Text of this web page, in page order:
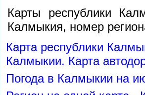
Карты республики
Калмыкия, номер
Карта республики
Калмыкии. Карта
Погода в Калмыкии на